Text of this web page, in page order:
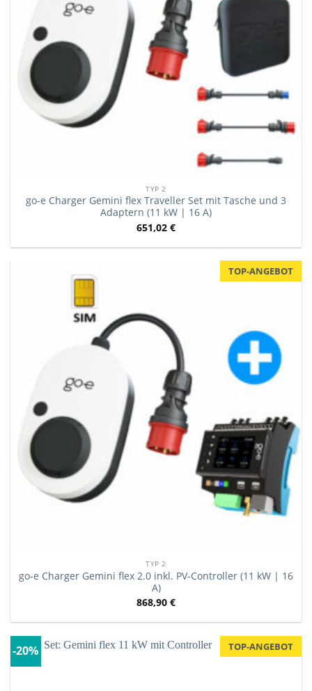
TYP 2
go-e Charger Gemini flex Traveller Set mit Tasche und 3
Adaptern (11 kW | 16 A)
651,02 €
TOP-ANGEBOT
TYP 2
go-e Charger Gemini flex 2.0 inkl. PV-Controller (11 kW | 16
A)
868,90 €
-20% TOP-ANGEBOT